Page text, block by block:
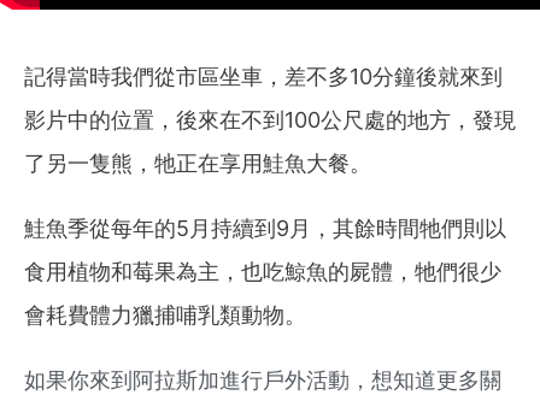
記得當時我們從市區坐車，差不多10分鐘後就來到
影片中的位置，後來在不到100公尺處的地方，發現
了另一隻熊，牠正在享用鮭魚大餐。
鮭魚季從每年的5月持續到9月，其餘時間牠們則以
食用植物和莓果為主，也吃鯨魚的屍體，牠們很少
會耗費體力獵捕哺乳類動物。
如果你來到阿拉斯加進行戶外活動，想知道更多關